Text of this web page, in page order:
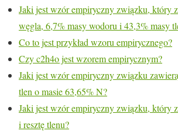
Jaki jest wzór empiryczny związku, który
węgla, 6,7% masy wodoru i 43,3% masy
Co to jest przykład wzoru empirycznego?
Czy c2h4o jest wzorem empirycznym?
Jaki jest wzór empiryczny związku
tlen o masie 63,65% N?
Jaki jest wzór empiryczny związku, który
i resztę tlenu?